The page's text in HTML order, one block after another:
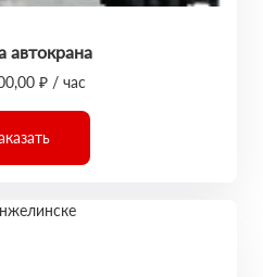
автокрана
₽ / час